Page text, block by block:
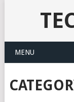
MENU